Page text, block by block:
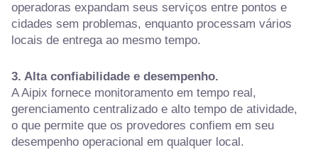
operadoras expandam seus serviços entre pontos e
cidades sem problemas, enquanto processam vários
locais de entrega ao mesmo tempo.
3. Alta confiabilidade e desempenho.
A Aipix fornece monitoramento em tempo real,
gerenciamento centralizado e alto tempo de atividade,
o que permite que os provedores confiem em seu
desempenho operacional em qualquer local.